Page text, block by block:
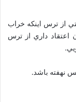
از ترس اينكه خراب
اعتقاد داري از ترس
نهفته باشد.